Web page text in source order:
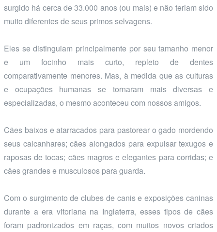
surgido há cerca de 33.000 anos (ou mais) e não teriam sido
muito diferentes de seus primos selvagens.
Eles se distinguiam principalmente por seu tamanho menor
e um focinho mais curto, repleto de dentes
comparativamente menores. Mas, à medida que as culturas
e ocupações humanas se tornaram mais diversas e
especializadas, o mesmo aconteceu com nossos amigos.
Cães baixos e atarracados para pastorear o gado mordendo
seus calcanhares; cães alongados para expulsar texugos e
raposas de tocas; cães magros e elegantes para corridas; e
cães grandes e musculosos para guarda.
Com o surgimento de clubes de canis e exposições caninas
durante a era vitoriana na Inglaterra, esses tipos de cães
foram padronizados em raças, com muitos novos criados